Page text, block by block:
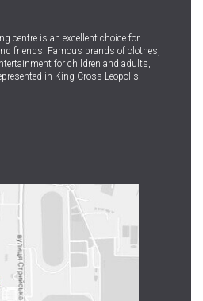
centre is an excellent choice for
friends. Famous brands of clothes,
for children and adults,
in King Cross Leopolis.